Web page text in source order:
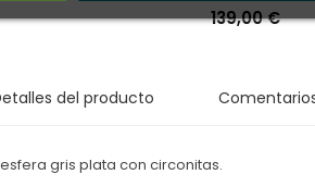
Precio
139,00 €
del producto
gris plata con circonitas.